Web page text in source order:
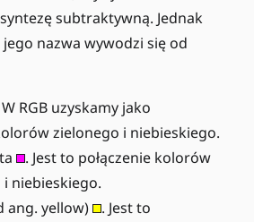
subtraktywną. Jednak
nazwa wywodzi się od
W RGB uzyskamy jako
zielonego i niebieskiego.
. Jest to połączenie kolorów
niebieskiego.
ang. yellow)
. Jest to